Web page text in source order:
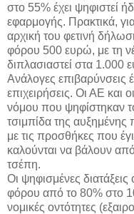
στο 55% έχει ψηφιστεί
εφαρμογής. Πρακτικά,
αρχική του φετινή
φόρου 500 ευρώ, με τη
διπλασιαστεί στα 1.000
Ανάλογες επιβαρύνσεις
επιχειρήσεις. Οι ΑΕ και
νόμου που ψηφίστηκαν
τσιμπίδα της
με τις προσθήκες που
καλούνται να βάλουν
τσέπη.
Οι ψηφισμένες
φόρου από το 80% στο
νομικές οντότητες